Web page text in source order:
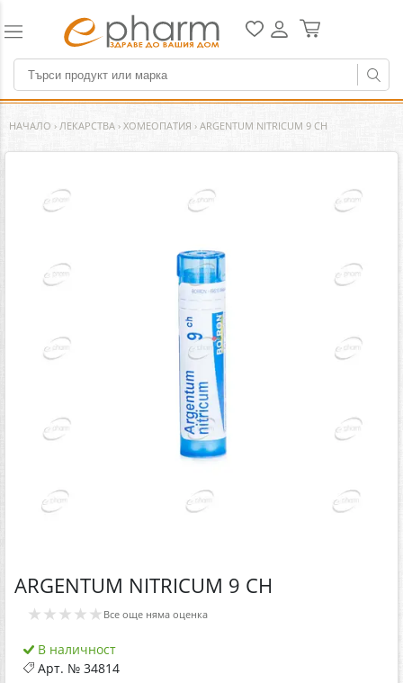
НАЧАЛО › ЛЕКАРСТВА › ХОМЕОПАТИЯ › ARGENTUM NITRICUM 9 CH
ARGENTUM NITRICUM 9 CH
★★★★★ Все още няма оценка
В наличност
Арт. № 34814